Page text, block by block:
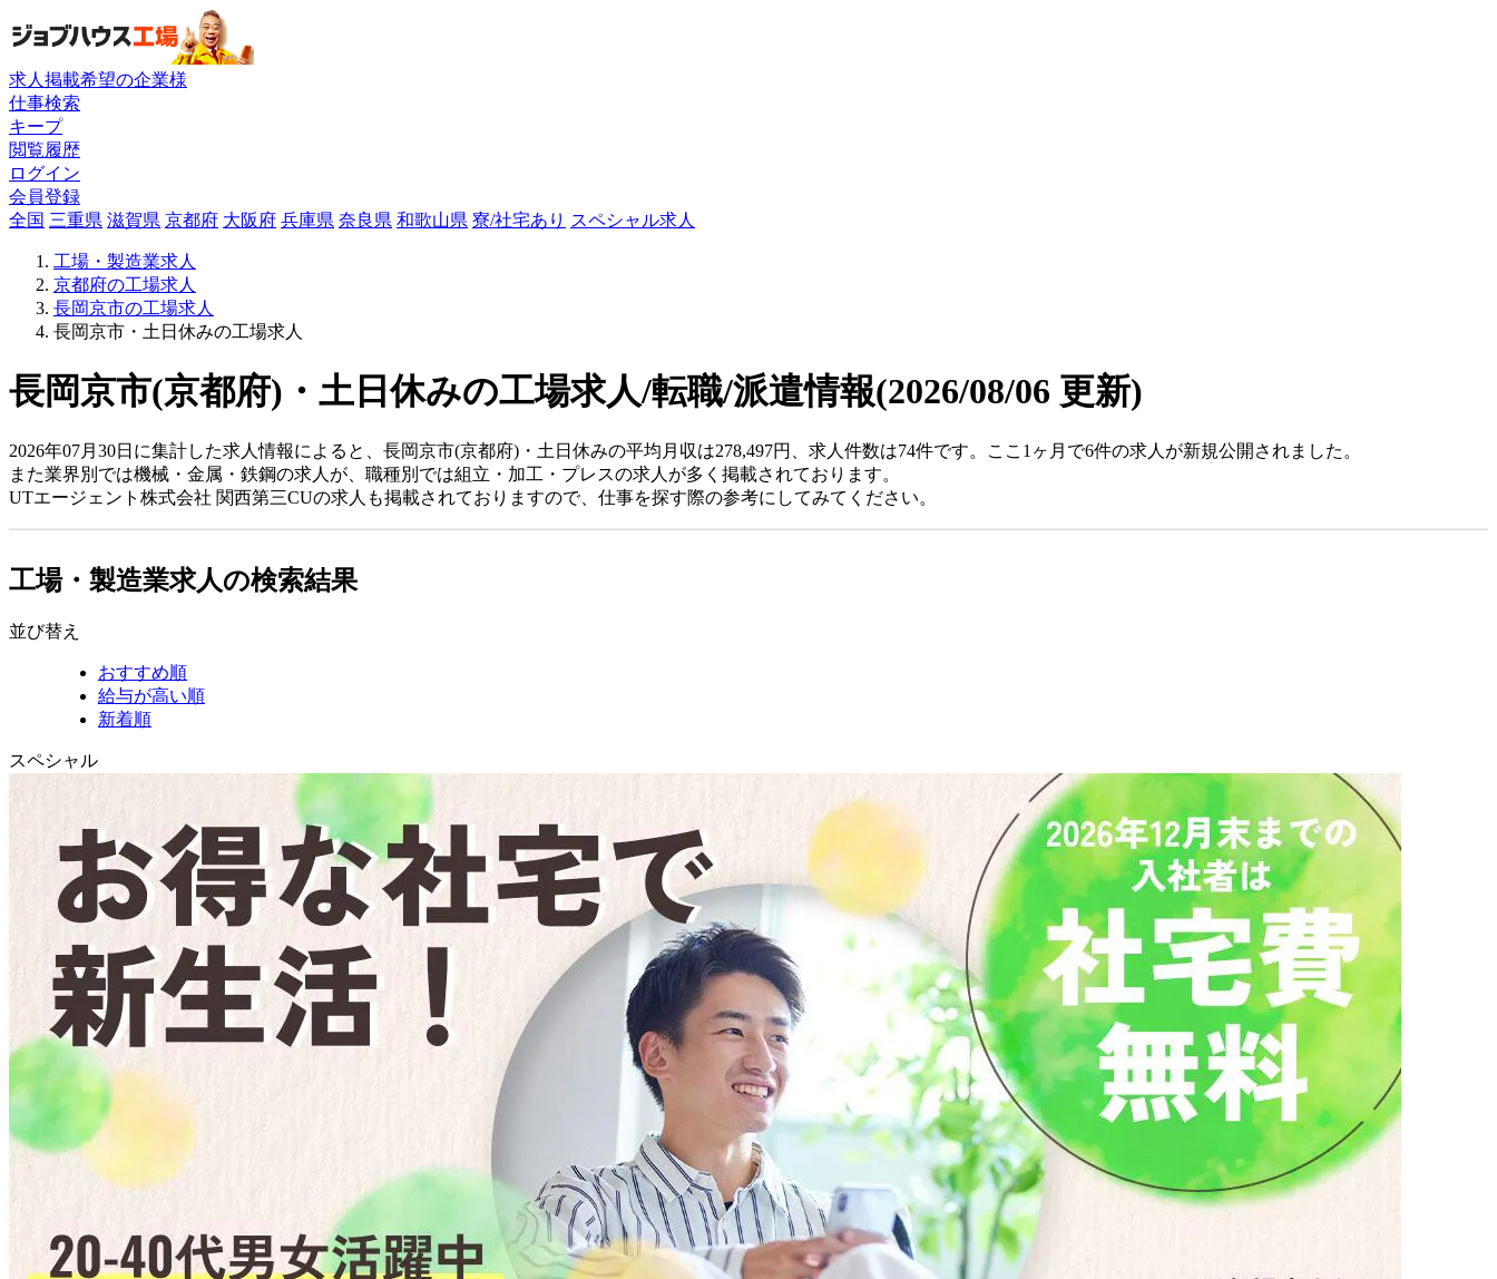
求人掲載希望の企業様
仕事検索
キープ
閲覧履歴
ログイン
会員登録
全国 三重県 滋賀県 京都府 大阪府 兵庫県 奈良県 和歌山県 寮/社宅あり スペシャル求人
工場・製造業求人
京都府の工場求人
長岡京市の工場求人
長岡京市・土日休みの工場求人
長岡京市(京都府)・土日休みの工場求人/転職/派遣情報(2026/08/06 更新)
2026年07月30日に集計した求人情報によると、長岡京市(京都府)・土日休みの平均月収は278,497円、求人件数は74件です。ここ1ヶ月で6件の求人が新規公開されました。
また業界別では機械・金属・鉄鋼の求人が、職種別では組立・加工・プレスの求人が多く掲載されております。
UTエージェント株式会社 関西第三CUの求人も掲載されておりますので、仕事を探す際の参考にしてみてください。
工場・製造業求人の検索結果
並び替え
おすすめ順
給与が高い順
新着順
スペシャル